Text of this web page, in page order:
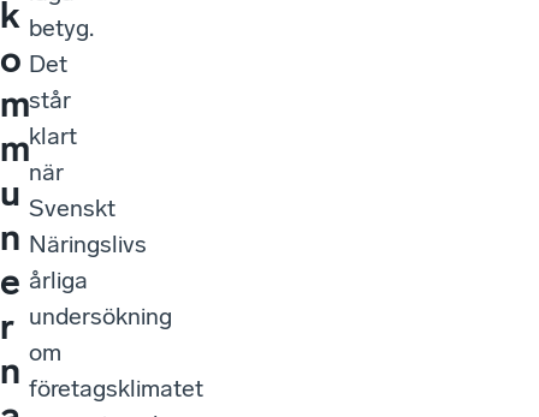
k
o
m
m
u
n
e
r
n
betyg.
Det
står
klart
när
Svenskt
Näringslivs
årliga
undersökning
om
företagsklimatet